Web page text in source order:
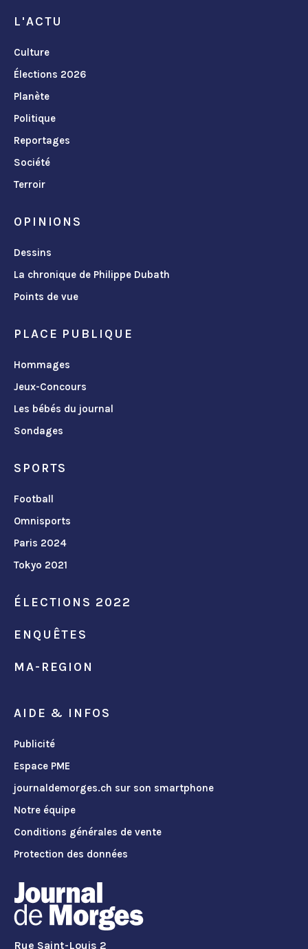
L'ACTU
Culture
Élections 2026
Planète
Politique
Reportages
Société
Terroir
OPINIONS
Dessins
La chronique de Philippe Dubath
Points de vue
PLACE PUBLIQUE
Hommages
Jeux-Concours
Les bébés du journal
Sondages
SPORTS
Football
Omnisports
Paris 2024
Tokyo 2021
ÉLECTIONS 2022
ENQUÊTES
MA-REGION
AIDE & INFOS
Publicité
Espace PME
journaldemorges.ch sur son smartphone
Notre équipe
Conditions générales de vente
Protection des données
Rue Saint-Louis 2